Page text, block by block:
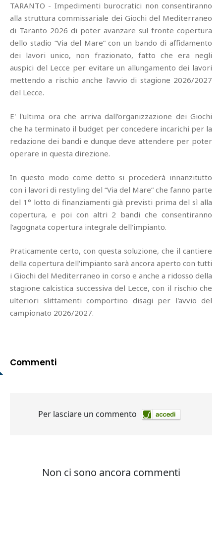
TARANTO - Impedimenti burocratici non consentiranno
alla struttura commissariale dei Giochi del Mediterraneo
di Taranto 2026 di poter avanzare sul fronte copertura
dello stadio “Via del Mare” con un bando di affidamento
dei lavori unico, non frazionato, fatto che era negli
auspici del Lecce per evitare un allungamento dei lavori
mettendo a rischio anche l'avvio di stagione 2026/2027
del Lecce.
E' l'ultima ora che arriva dall'organizzazione dei Giochi
che ha terminato il budget per concedere incarichi per la
redazione dei bandi e dunque deve attendere per poter
operare in questa direzione.
In questo modo come detto si procederà innanzitutto
con i lavori di restyling del “Via del Mare” che fanno parte
del 1° lotto di finanziamenti già previsti prima del sì alla
copertura, e poi con altri 2 bandi che consentiranno
l'agognata copertura integrale dell'impianto.
Praticamente certo, con questa soluzione, che il cantiere
della copertura dell'impianto sarà ancora aperto con tutti
i Giochi del Mediterraneo in corso e anche a ridosso della
stagione calcistica successiva del Lecce, con il rischio che
ulteriori slittamenti comportino disagi per l'avvio del
campionato 2026/2027.
Commenti